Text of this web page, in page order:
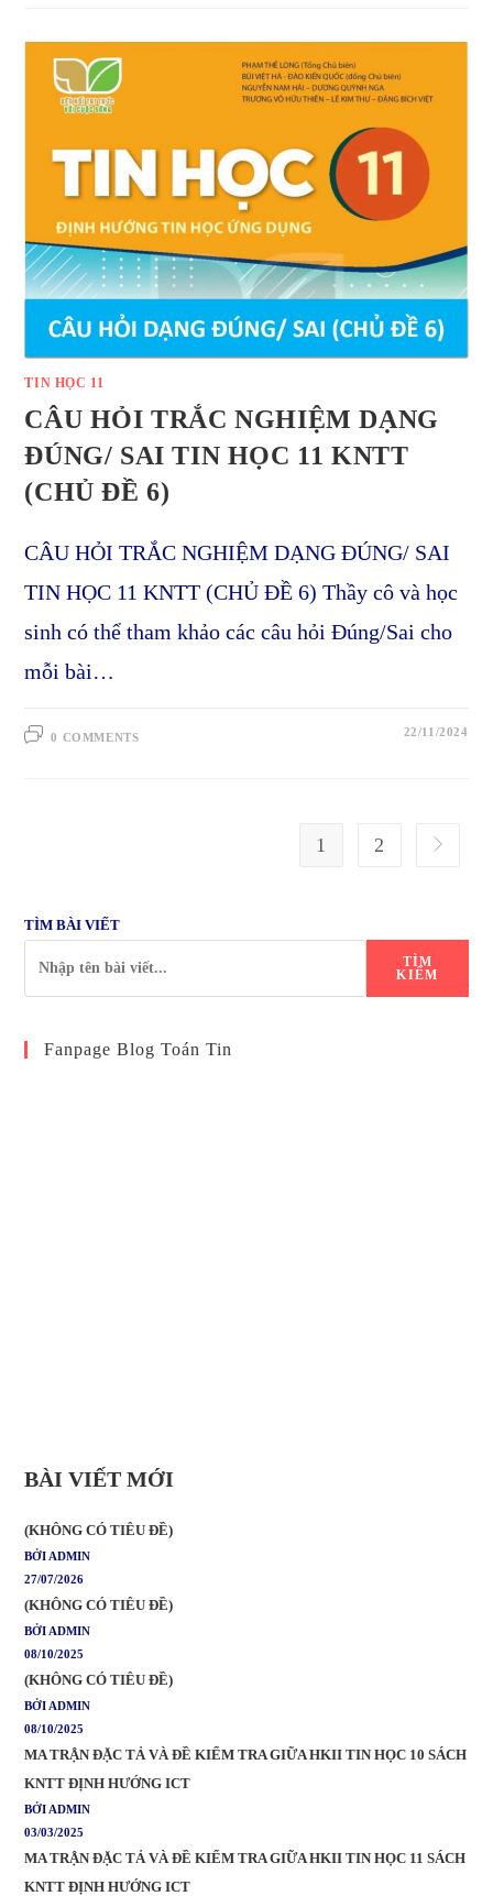
TIN HỌC 11
CÂU HỎI TRẮC NGHIỆM DẠNG
ĐÚNG/ SAI TIN HỌC 11 KNTT
(CHỦ ĐỀ 6)
CÂU HỎI TRẮC NGHIỆM DẠNG ĐÚNG/ SAI
TIN HỌC 11 KNTT (CHỦ ĐỀ 6) Thầy cô và học
sinh có thể tham khảo các câu hỏi Đúng/Sai cho
mỗi bài…
0 COMMENTS 22/11/2024
1 2 Go to
TÌM BÀI VIẾT
TÌM
KIẾM
Fanpage Blog Toán Tin
BÀI VIẾT MỚI
(KHÔNG CÓ TIÊU ĐỀ)
BỞI ADMIN
27/07/2026
(KHÔNG CÓ TIÊU ĐỀ)
BỞI ADMIN
08/10/2025
(KHÔNG CÓ TIÊU ĐỀ)
BỞI ADMIN
08/10/2025
MA TRẬN ĐẶC TẢ VÀ ĐỀ KIỂM TRA GIỮA HKII TIN HỌC 10 SÁCH
KNTT ĐỊNH HƯỚNG ICT
BỞI ADMIN
03/03/2025
MA TRẬN ĐẶC TẢ VÀ ĐỀ KIỂM TRA GIỮA HKII TIN HỌC 11 SÁCH
KNTT ĐỊNH HƯỚNG ICT